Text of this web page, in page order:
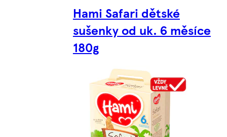
Hami Safari dětské
sušenky od uk. 6 měsíce
180g